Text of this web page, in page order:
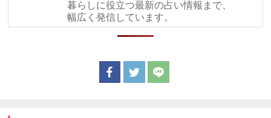
暮らしに役立つ最新の占い情報まで、
幅広く発信しています。